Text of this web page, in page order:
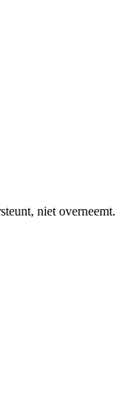
niet overneemt.